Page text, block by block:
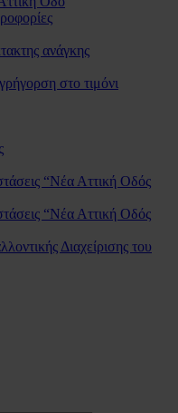
ανάγκης
στο τιμόνι
“Νέα Αττική Οδός
“Νέα Αττική Οδός
Διαχείρισης του